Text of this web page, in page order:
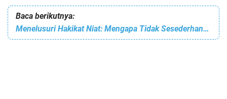
Baca berikutnya:
Menelusuri Hakikat Niat: Mengapa Tidak Sesederhana yang Kita Pikirkan?